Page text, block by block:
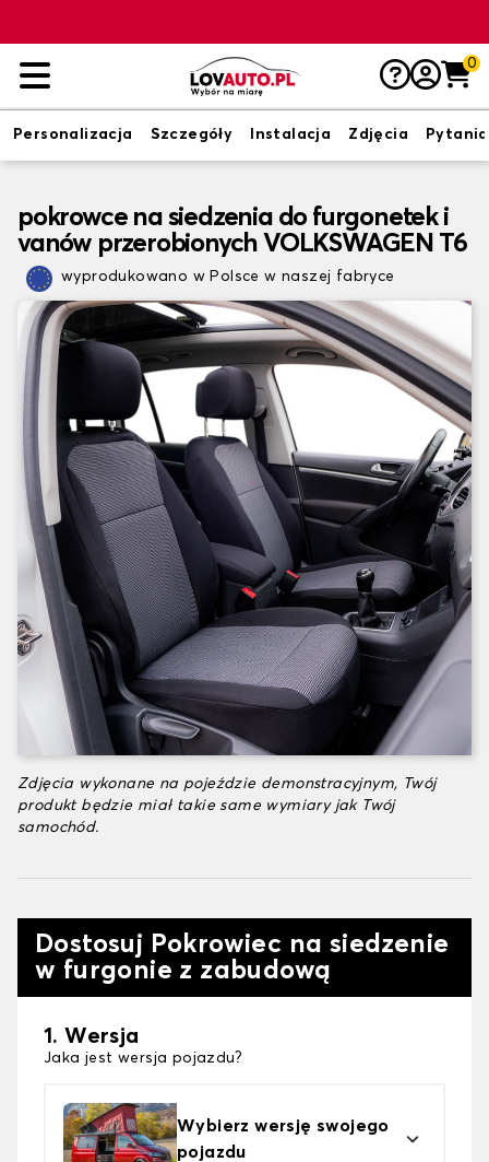
0
Personalizacja Szczegóły Instalacja Zdjęcia Pytania
pokrowce na siedzenia do furgonetek i
vanów przerobionych VOLKSWAGEN T6
wyprodukowano w Polsce w naszej fabryce
Zdjęcia wykonane na pojeździe demonstracyjnym, Twój
produkt będzie miał takie same wymiary jak Twój
samochód.
Dostosuj Pokrowiec na siedzenie
w furgonie z zabudową
1. Wersja
Jaka jest wersja pojazdu?
Wybierz wersję swojego
pojazdu